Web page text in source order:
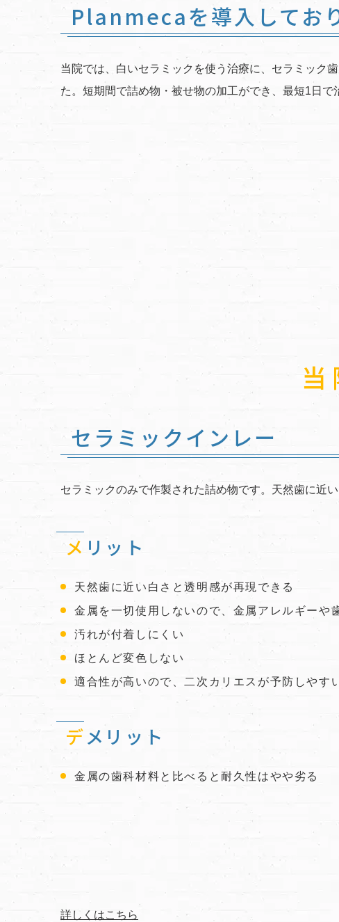
Planmecaを導入しており
当院では、白いセラミックを使う治療に、セラミック
た。短期間で詰め物・被せ物の加工ができ、最短1日で
セラミックインレー
セラミックのみで作製された詰め物です。天然歯に近
メリット
天然歯に近い白さと透明感が再現できる
金属を一切使用しないので、金属アレルギーや
汚れが付着しにくい
ほとんど変色しない
適合性が高いので、二次カリエスが予防しやす
デメリット
金属の歯科材料と比べると耐久性はやや劣る
詳しくはこちら